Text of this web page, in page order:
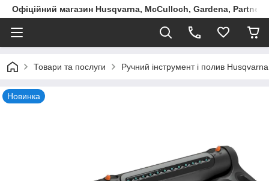
Офіційний магазин Husqvarna, McCulloch, Gardena, Partner
Товари та послуги Ручний інструмент і полив
Новинка